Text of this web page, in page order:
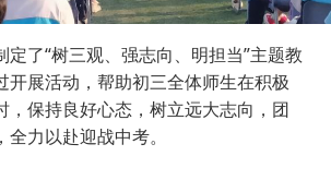
定了“树三观、强志向、明担当”主题教
开展活动，帮助初三全体师生在积极
，保持良好心态，树立远大志向，团
力以赴迎战中考。